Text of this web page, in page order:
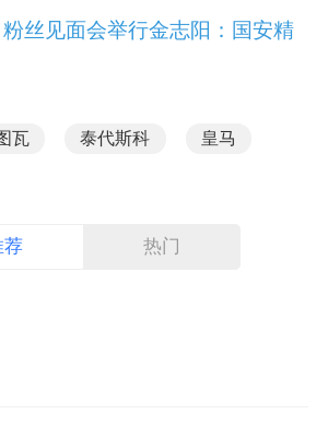
粉丝见面会举行金志阳：国安精
瓦 泰代斯科 皇马
荐 热门